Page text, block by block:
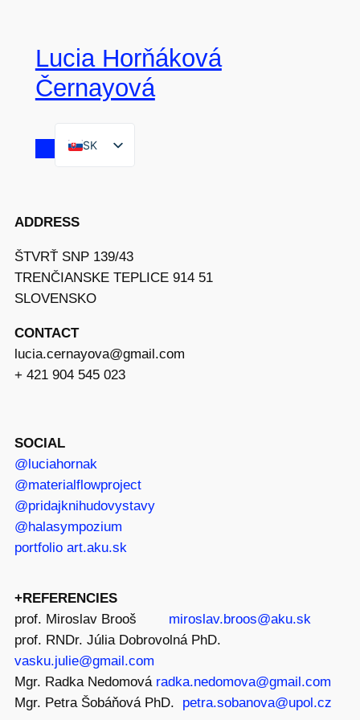
Lucia Horňáková
Černayová
SK
ADDRESS
ŠTVRŤ SNP 139/43
TRENČIANSKE TEPLICE 914 51
SLOVENSKO
CONTACT
lucia.cernayova@gmail.com
+ 421 904 545 023
SOCIAL
@luciahornak
@materialflowproject
@pridajknihudovystavy
@halasympozium
portfolio art.aku.sk
+REFERENCIES
prof. Miroslav Brooš miroslav.broos@aku.sk
prof. RNDr. Júlia Dobrovolná PhD.
vasku.julie@gmail.com
Mgr. Radka Nedomováradka.nedomova@gmail.com
Mgr. Petra Šobáňová PhD. petra.sobanova@upol.cz